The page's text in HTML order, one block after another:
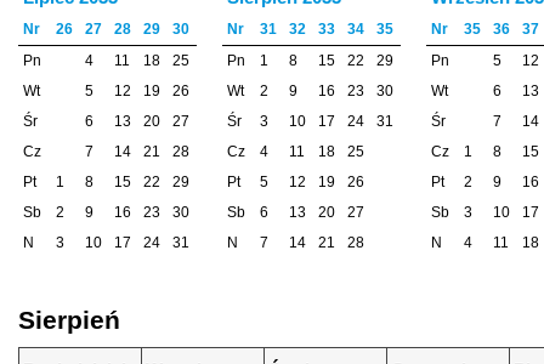
Nr 26 27 28 29
30
Pn
4 11 18
25
Wt
5 12 19
26
Śr
6 13 20
27
Cz
7 14 21
28
Pt
1 8 15 22
29
Sb
2 9 16 23
30
N
3 10 17 24 31
Nr 31 32 33 34
35
Pn
1 8 15 22
29
Wt
2 9 16 23
30
Śr
3 10 17 24
31
Cz
4 11 18
25
Pt
5 12 19
26
Sb
6 13 20
27
N
7 14 21 28
Nr 35 36
37
Pn
5
12
Wt
6
13
Śr
7
14
Cz
1 8
15
Pt
2 9
16
Sb
3 10
17
N
4 11 18
Sierpień